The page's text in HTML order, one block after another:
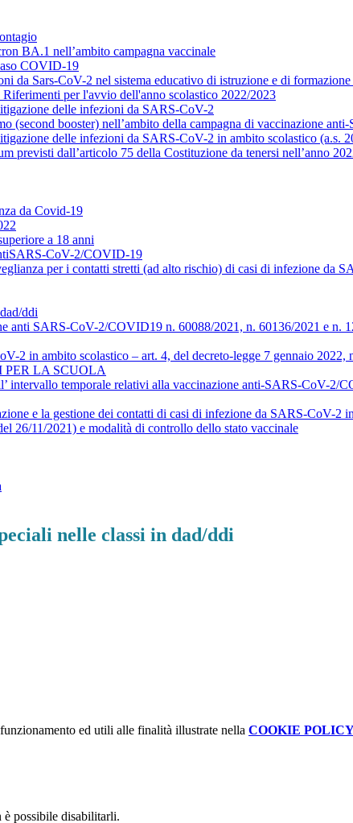
BA.1 nell’ambito campagna vaccinale
COVID-19
da Sars-CoV-2 nel sistema educativo di istruzione e di
per l'avvio dell'anno scolastico 2022/2023
delle infezioni da SARS-CoV-2
(second booster) nell’ambito della campagna di vaccinazione
delle infezioni da SARS-CoV-2 in ambito scolastico (a.s.
previsti dall’articolo 75 della Costituzione da tenersi nell’anno
da Covid-19
a 18 anni
CoV-2/COVID-19
per i contatti stretti (ad alto rischio) di casi di infezione da
ddi
anti SARS-CoV-2/COVID19 n. 60088/2021, n. 60136/2021 e n.
2 in ambito scolastico – art. 4, del decreto-legge 7 gennaio 2022,
PER LA SCUOLA
intervallo temporale relativi alla vaccinazione anti-SARS-CoV-2/
e la gestione dei contatti di casi di infezione da SARS-CoV-2
26/11/2021) e modalità di controllo dello stato vaccinale
nelle classi in dad/ddi
ed utili alle finalità illustrate nella COOKIE
è possibile disabilitarli.